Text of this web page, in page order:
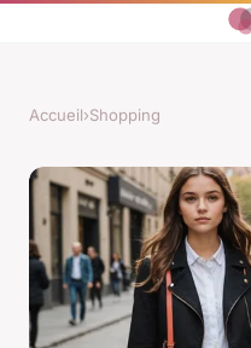
Accueil›Shopping